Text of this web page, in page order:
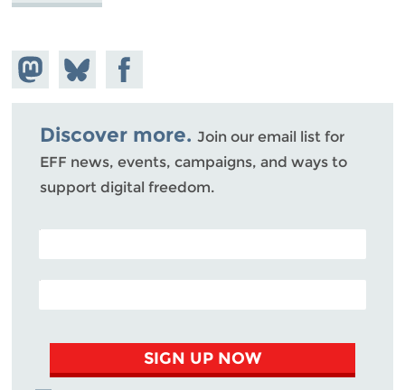
Share on
Mastodon
Share
on
Bluesky
Share on
Facebook
Discover more. Join our email list for
EFF news, events, campaigns, and ways to
support digital freedom.
POSTAL CODE (OPTIONAL)
EMAIL ADDRESS
SIGN UP NOW